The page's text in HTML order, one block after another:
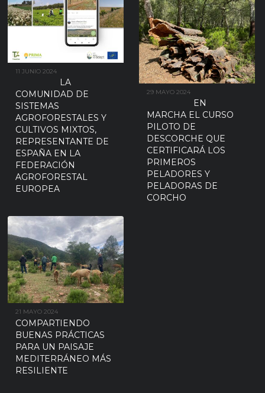
11 JUNIO 2024
LA
COMUNIDAD DE
SISTEMAS
AGROFORESTALES Y
CULTIVOS MIXTOS,
REPRESENTANTE DE
ESPAÑA EN LA
FEDERACIÓN
AGROFORESTAL
EUROPEA
29 MAYO 2024
EN
MARCHA EL CURSO
PILOTO DE
DESCORCHE QUE
CERTIFICARÁ LOS
PRIMEROS
PELADORES Y
PELADORAS DE
CORCHO
21 MAYO 2024
COMPARTIENDO
BUENAS PRÁCTICAS
PARA UN PAISAJE
MEDITERRÁNEO MÁS
RESILIENTE